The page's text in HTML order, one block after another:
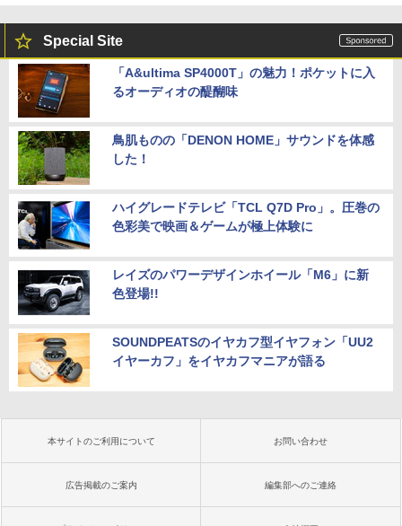
Special Site
「A&ultima SP4000T」の魅力！ポケットに入
るオーディオの醍醐味
鳥肌ものの「DENON HOME」サウンドを体感
した！
ハイグレードテレビ「TCL Q7D Pro」。圧巻の
色彩美で映画＆ゲームが極上体験に
レイズのパワーデザインホイール「M6」に新
色登場!!
SOUNDPEATSのイヤカフ型イヤフォン「UU2
イヤーカフ」をイヤカフマニアが語る
本サイトのご利用について お問い合わせ
広告掲載のご案内 編集部へのご連絡